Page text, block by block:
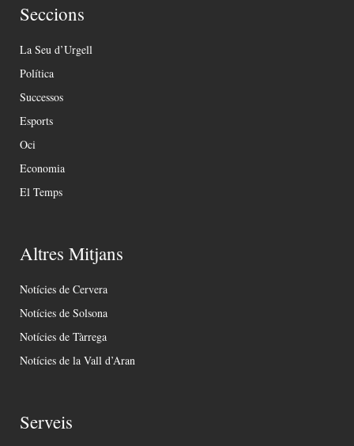
Seccions
La Seu d’Urgell
Política
Successos
Esports
Oci
Economia
El Temps
Altres Mitjans
Notícies de Cervera
Notícies de Solsona
Notícies de Tàrrega
Notícies de la Vall d’Aran
Serveis